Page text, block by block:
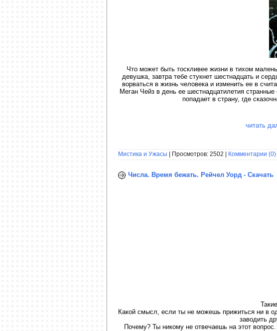
Что может быть тоскливее жизни в тихом
девушка, завтра тебе стукнет шестнадцать и
ворваться в жизнь человека и изменить ее в
Меган Чейз в день ее шестнадцатилетия
попадает в страну, где
читать
Мистика и Ужасы | Просмотров: 2502 | Комментарии (0)
Числа. Время бежать. Рейчел Уорд - Скачать
Какой смысл, если ты не можешь прижиться ни в
заводить
Почему? Ты никому не отвечаешь на этот